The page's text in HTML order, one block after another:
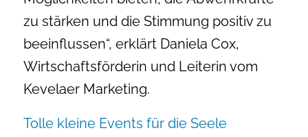
zu stärken und die Stimmung positiv zu
beeinflussen“, erklärt Daniela Cox,
Wirtschaftsförderin und Leiterin vom
Kevelaer Marketing.
Tolle kleine Events für die Seele